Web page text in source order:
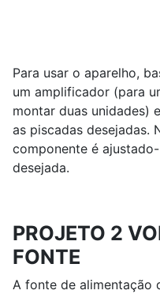
Para usar o aparelho,
um amplificador (para
montar duas unidades)
as piscadas desejadas.
componente é
desejada.
PROJETO 2
FONTE
A fonte de alimentação